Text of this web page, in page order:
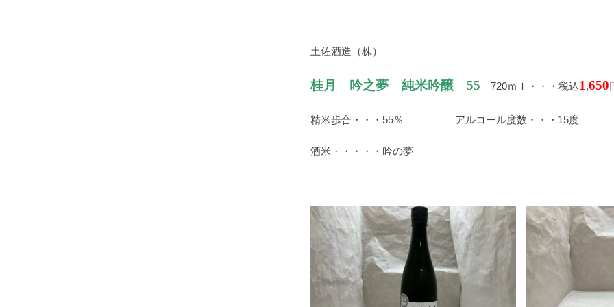
土佐酒造（株）
桂月 吟之夢 純米吟醸 55 720ｍｌ・・・税込1 ,650
精米歩合・・・55％ アルコール度数・・・15度
酒米・・・・・吟の夢